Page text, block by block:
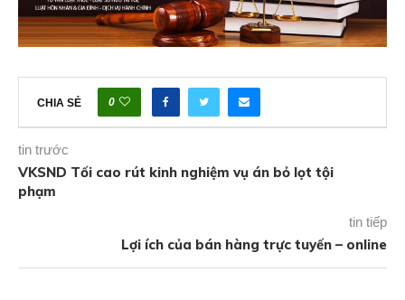
CHIA SẺ 0
tin trước
VKSND Tối cao rút kinh nghiệm vụ án bỏ lọt tội
phạm
tin tiếp
Lợi ích của bán hàng trực tuyến – online